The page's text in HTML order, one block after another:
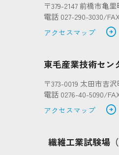
〒379-2147 前橋市亀
電話 027-290-3030/
アクセスマップ
arrow_circle_right
東毛産業技術セン
〒373-0019 太田市吉
電話 0276-40-5090/
アクセスマップ
arrow_circle_right
繊維工業試験場（